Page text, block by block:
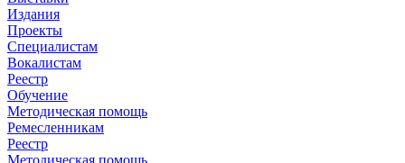
Издания
Проекты
Специалистам
Вокалистам
Реестр
Обучение
Методическая помощь
Ремесленникам
Реестр
Методическая помощь